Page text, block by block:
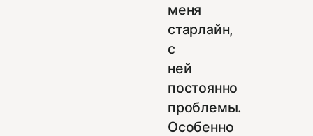
меня
старлайн,
с
ней
постоянно
проблемы.
Особенно